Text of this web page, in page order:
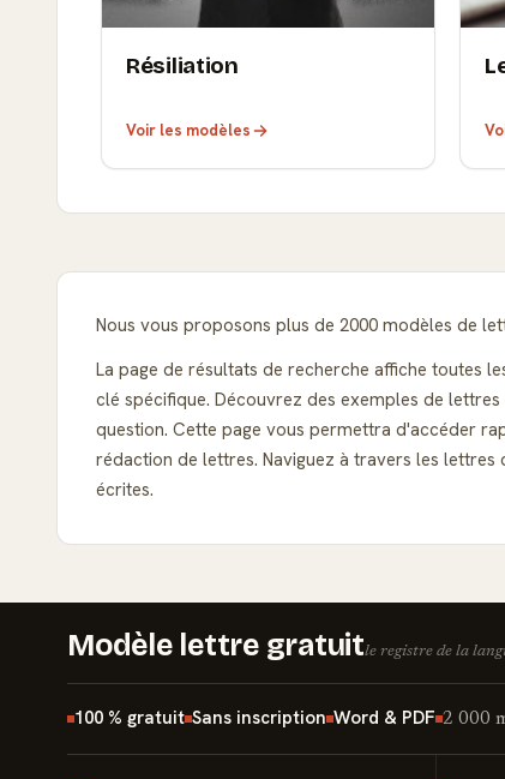
Résiliation
Voir les modèles
Nous vous proposons plus de 2000 modèles de
La page de résultats de recherche affiche toutes
clé spécifique. Découvrez des exemples de
question. Cette page vous permettra d'accéder
rédaction de lettres. Naviguez à travers les
écrites.
Modèle lettre gratuitle registre de la
100 % gratuit Sans inscription Word & PDF 2 000